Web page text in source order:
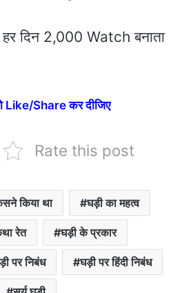
दिन 2,000 Watch बनाता
Like/Share कर दीजिए
Rate this post
किया था घड़ी का महत्व
रेत घड़ी के प्रकार
पर निबंध घड़ी पर हिंदी निबंध